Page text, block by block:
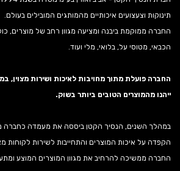
תינוקות וצעצועים איכותיים מהמותגים המובילים בעולם.
החברה ממוקמת ביבנה ומציעה מגוון רחב של מוצרים,
הכבאי, מטוסי על, בלואי, מלי ועוד.
החברה פועלת מתוך מחויבות לאיכות ושירות מצוין,
ייהנו מהמוצרים הטובים ביותר בשוק.
במהלך השנים, הנסיך הקטן ביססה את מעמדה כחברה
הקפדה על איכות המוצרים והתחייבות לשירות לקוחות
החברה ממשיכה להרחיב את מגוון המוצרים המוצע